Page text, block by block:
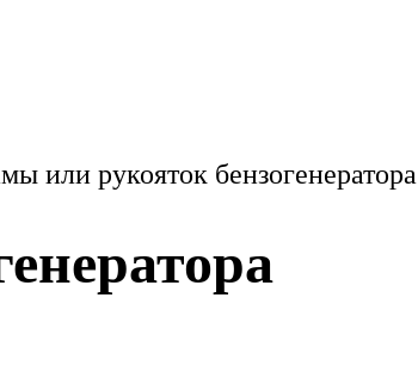
или рукояток бензогенератора